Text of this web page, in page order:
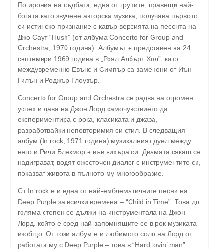
По ирония на съдбата, една от групите, правещи най-
богата като звучене авторска музика, получава първото
си истинско признание с кавър версията на песента на
Джо Саут “Hush” (от албума Concerto for Group and
Orchestra; 1970 година). Албумът е представен на 24
септември 1969 година в „Роял Албърт Хол”, като
междувременно Евънс и Симпър са заменени от Иън
Гилън и Роджър Глоувър.
Concerto for Group and Orchestra се радва на огромен
успех и дава на Джон Лорд самочувствието да
експериментира с рока, класиката и джаза,
разработвайки неповторимия си стил. В следващия
албум (In rock; 1971 година) музикалният дуел между
него и Ричи Блекмор е във вихъра си. Двамата сякаш се
надиграват, водят ожесточен диалог с инструментите си,
показват живота в пълното му многообразие.
От In rock е и една от най-емблематичните песни на
Deep Purple за всички времена – “Child in Time”. Това до
голяма степен се дължи на инструментала на Джон
Лорд, който е сред най-запомнящите се в рок музиката
изобщо. От този албум е и любимото соло на Лорд от
работата му с Deep Purple – това в “Hard lovin’ man”.